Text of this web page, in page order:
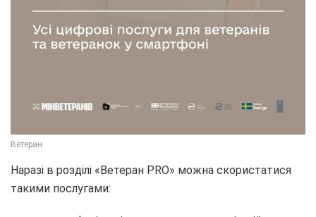
Ветеран
Наразі в розділі «Ветеран PRO» можна скористатися
такими послугами: